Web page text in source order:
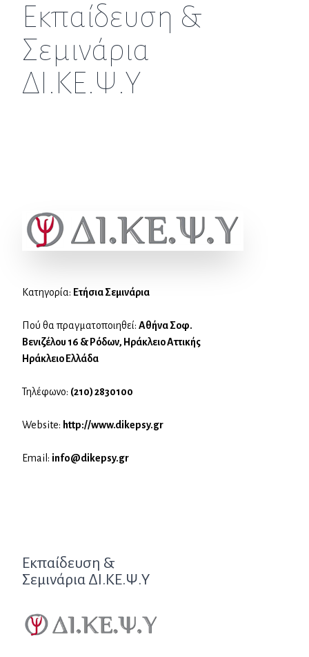
Εκπαίδευση &
Σεμινάρια
ΔΙ.ΚΕ.Ψ.Υ
Εκπαίδευση &
Σεμινάρια ΔΙ.ΚΕ.Ψ.Υ
Κατηγορία: Ετήσια Σεμινάρια
Πού θα πραγματοποιηθεί: Αθήνα Σοφ.
Βενιζέλου 16 & Ρόδων, Ηράκλειο Αττικής
Ηράκλειο Ελλάδα
Τηλέφωνο: (210) 2830100
Website: http://www.dikepsy.gr
Email: info@dikepsy.gr